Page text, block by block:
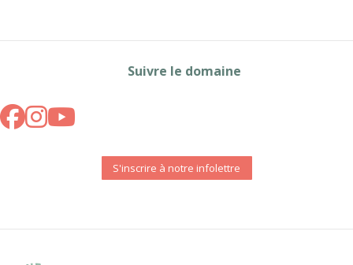
Suivre le domaine
S'inscrire à notre infolettre